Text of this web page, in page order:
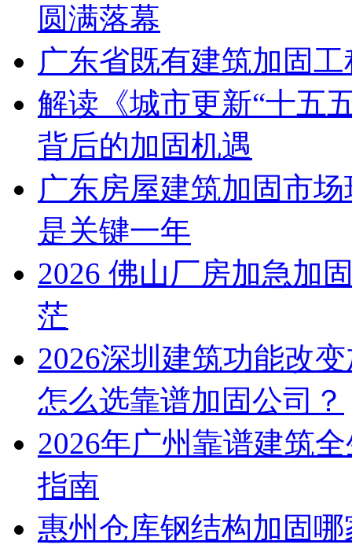
圆满落幕
广东省既有建筑加固
解读《城市更新“十五
背后的加固机遇
广东房屋建筑加固市
是关键一年
2026 佛山厂房加急加
茫
2026深圳建筑功能改
怎么选靠谱加固公司？​
2026年广州靠谱建筑
指南
惠州仓库钢结构加固